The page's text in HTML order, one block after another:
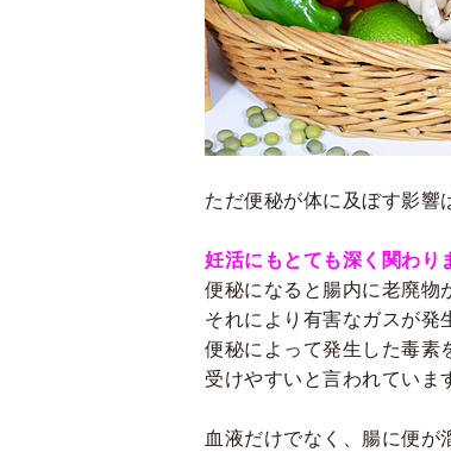
ただ便秘が体に及ぼす影響
妊活にもとても深く関わり
便秘になると腸内に老廃物
それにより有害なガスが発
便秘によって発生した毒素
受けやすいと言われていま
血液だけでなく、腸に便が